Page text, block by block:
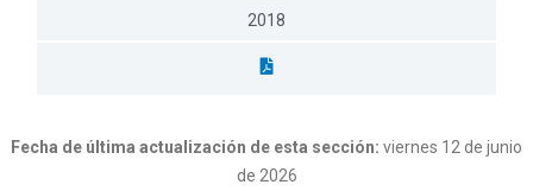
2018
Fecha de última actualización de esta sección: viernes 12 de junio
de 2026